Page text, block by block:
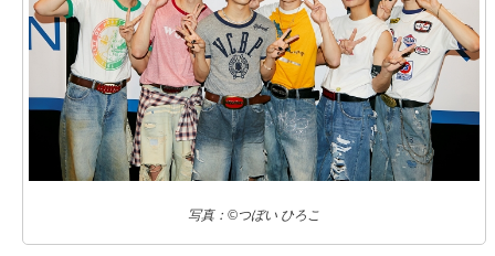
写真：©つぼい ひろこ